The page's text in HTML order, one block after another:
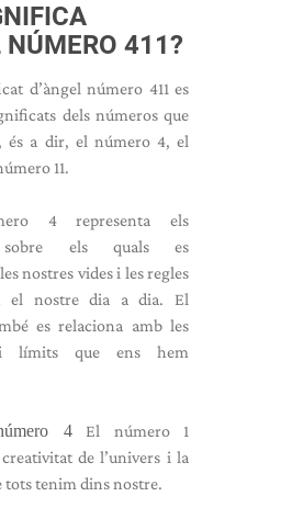
NÚMERO 411?
d’àngel número 411 es
dels números que
és a dir, el número 4, el
11.
4 representa els
sobre els quals es
nostres vides i les regles
el nostre dia a dia. El
es relaciona amb les
i límits que ens hem
4El número 1
de l’univers i la
tots tenim dins nostre.